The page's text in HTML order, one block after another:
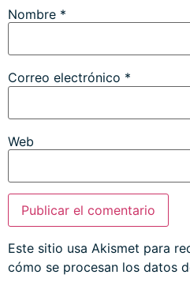
Nombre *
Correo electrónico *
Web
Este sitio usa Akismet para
cómo se procesan los datos